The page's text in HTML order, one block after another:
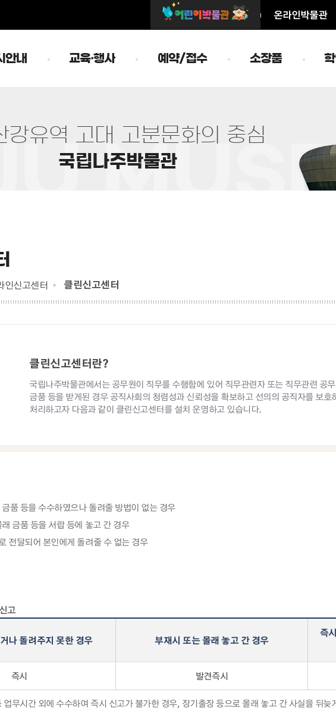
온라인박물관
안내 교육·행사 예약/접수 소장품
강유역 고 대 고분문화의 중심
국립 나주박물관
인신고센터 클린신고센터
클린신고센터란?
국립나주박물관에서는 공무원이 직무를 수행함에 있어 직무관련자 또는 직무관련 공
금품 등을 받게된 경우 공직사회의 청렴성과 신뢰성을 확보하고 선의의 공직자를 보
처리하고자 다음과 같이 클린신고센터를 설치 운영하고 있습니다.
품 등을 수수하였으나 돌려줄 방법이 없는 경우
금품 등을 서랍 등에 놓고 간 경우
전달되어 본인에게 돌려줄 수 없는 경우
고
나 돌려주지 못한 경우
부재시 또는 몰래 놓고 간 경우
즉
즉시 발견즉시
무시간 외에 수수하여 즉시 신고가 불가한 경우, 장기출장 등으로 몰래 놓고 간 사실을 뒤늦